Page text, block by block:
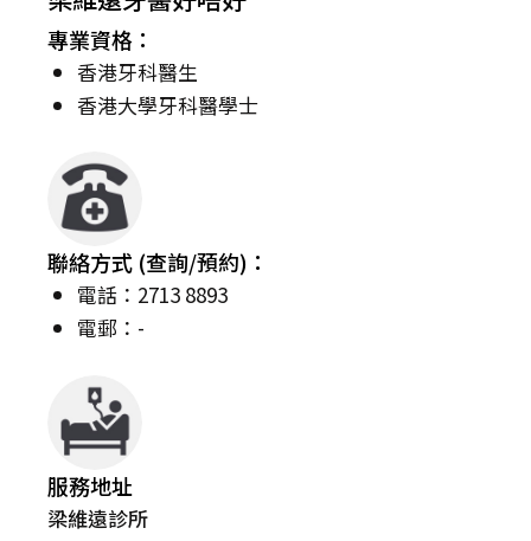
專業資格：
香港牙科醫生
香港大學牙科醫學士
聯絡方式 (查詢/預約)：
電話：2713 8893
電郵：-
服務地址
梁維遠診所